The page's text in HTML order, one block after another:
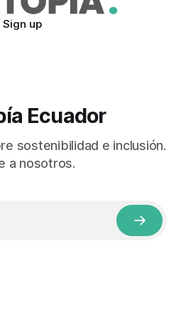
Sign up
Ecuador
sostenibilidad e inclusión.
a nosotros.